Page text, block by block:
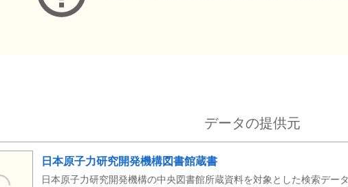
データの提供元
日本原子力研究開発機構図書館蔵書
日本原子力研究開発機構の中央図書館所蔵資料を対象とした検索デー